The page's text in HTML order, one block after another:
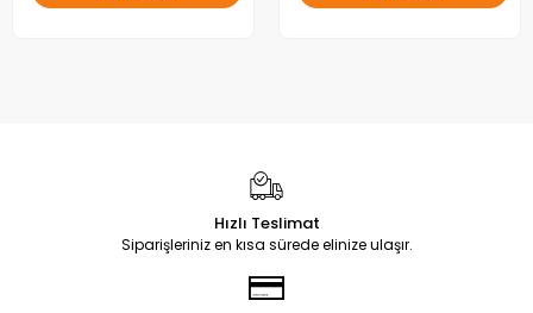
Hızlı Teslimat
Siparişleriniz en kısa sürede elinize ulaşır.